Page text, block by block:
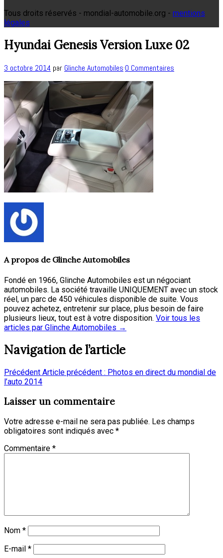
Tous droits réservés - mondial-automobile.org - mentions
légales
Hyundai Genesis Version Luxe 02
3 octobre 2014 par Glinche Automobiles·0 Commentaires
A propos de Glinche Automobiles
Fondé en 1966, Glinche Automobiles est un négociant
automobiles. La société travaille UNIQUEMENT avec un stock
réel, un parc de 450 véhicules disponible de suite. Vous
pouvez achetez, entretenir sur place, plus besoin de faire
plusieurs lieux, tout est à votre disposition. Voir tous les
articles par Glinche Automobiles →
Navigation de l’article
Précédent Article précédent : Photos en direct du mondial de
l’auto 2014
Laisser un commentaire
Votre adresse e-mail ne sera pas publiée. Les champs
obligatoires sont indiqués avec *
Commentaire *
Nom *
E-mail *